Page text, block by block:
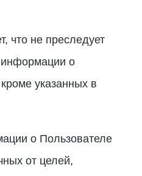
что не преследует
информации о
указанных в
о Пользователе
от целей,